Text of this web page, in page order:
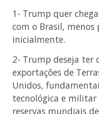
1- Trump quer
com o Brasil,
inicialmente.
2- Trump deseja ter
exportações de
Unidos,
tecnológica e militar
reservas mundiais